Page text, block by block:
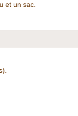
et un sac.